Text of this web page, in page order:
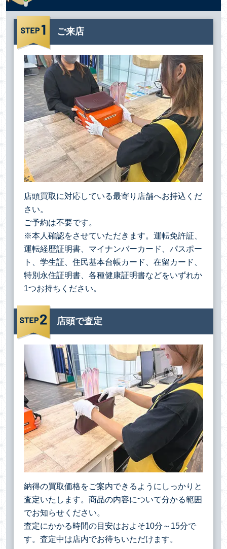
ご来店
店頭買取に対応している最寄り店舗へお持込くだ
さい。
ご予約は不要です。
※本人確認をさせていただきます。運転免許証、
運転経歴証明書、マイナンバーカード、パスポー
ト、学生証、住民基本台帳カード、在留カード、
特別永住証明書、各種健康証明書などをいずれか
1つお持ちください。
店頭で査定
納得の買取価格をご案内できるようにしっかりと
査定いたします。商品の内容について分かる範囲
でお知らせください。
査定にかかる時間の目安はおよそ10分～15分で
す。査定中は店内でお待ちいただけます。